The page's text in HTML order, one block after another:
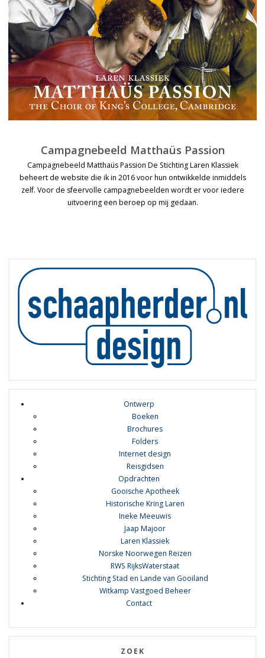
Campagnebeeld Matthaüs Passion
Campagnebeeld Matthaüs Passion De Stichting Laren Klassiek
beheert de website die ik in 2016 voor hun ontwikkelde inmiddels
zelf. Voor de sfeervolle campagnebeelden wordt er voor iedere
uitvoering een beroep op mij gedaan.
Ontwerp
Boeken
Brochures
Folders
Internet design
Reisgidsen
Opdrachten
Gooische Apotheek
Historische Kring Laren
Ineke Meeuwis
Jaap Majoor
Laren Klassiek
Norske Noorwegen Reizen
RWS RijksWaterstaat
Stichting Stad en Lande van Gooiland
Witkamp Vastgoed Beheer
Contact
ZOEK